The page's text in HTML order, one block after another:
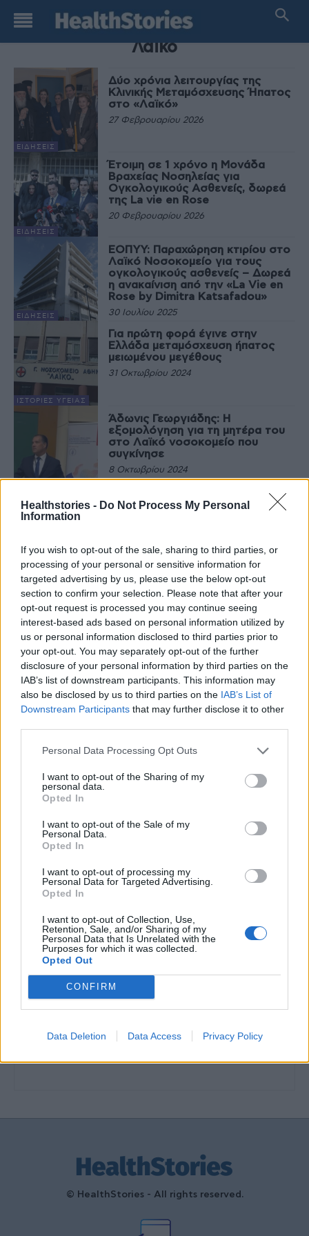
Healthstories - Do Not Process My Personal
Information
If you wish to opt-out of the sale, sharing to third parties, or
processing of your personal or sensitive information for
targeted advertising by us, please use the below opt-out
section to confirm your selection. Please note that after your
opt-out request is processed you may continue seeing
interest-based ads based on personal information utilized by
us or personal information disclosed to third parties prior to
your opt-out. You may separately opt-out of the further
disclosure of your personal information by third parties on the
IAB’s list of downstream participants. This information may
also be disclosed by us to third parties on the IAB’s List of
Downstream Participants that may further disclose it to other
Personal Data Processing Opt Outs
I want to opt-out of the Sharing of my
personal data.
Opted In
I want to opt-out of the Sale of my
Personal Data.
Opted In
I want to opt-out of processing my
Personal Data for Targeted Advertising.
Opted In
I want to opt-out of Collection, Use,
Retention, Sale, and/or Sharing of my
Personal Data that Is Unrelated with the
Purposes for which it was collected.
Opted Out
CONFIRM
Data Deletion Data Access Privacy Policy
TAG
Λαϊκό
ΕΙΔΉΣΕΙΣ
Δύο χρόνια λειτουργίας της
Κλινικής Μεταμόσχευσης Ήπατος
στο «Λαϊκό»
27 Φεβρουαρίου 2026
ΕΙΔΉΣΕΙΣ
Έτοιμη σε 1 χρόνο η Μονάδα
Βραχείας Νοσηλείας για
Ογκολογικούς Ασθενείς, δωρεά
της La vie en Rose
20 Φεβρουαρίου 2026
ΕΙΔΉΣΕΙΣ
ΕΟΠΥΥ: Παραχώρηση κτιρίου στο
Λαϊκό Νοσοκομείο για τους
ογκολογικούς ασθενείς – Δωρεά
η ανακαίνιση από την «La Vie en
Rose by Dimitra Katsafadou»
30 Ιουλίου 2025
ΙΣΤΟΡΊΕΣ ΥΓΕΊΑΣ
Για πρώτη φορά έγινε στην
Ελλάδα μεταμόσχευση ήπατος
μειωμένου μεγέθους
31 Οκτωβρίου 2024
Άδωνις Γεωργιάδης: Η
εξομολόγηση για τη μητέρα του
στο Λαϊκό νοσοκομείο που
συγκίνησε
8 Οκτωβρίου 2024
ΠΟΛΙΤΙΚΉ ΥΓΕΊΑΣ
Κ. Μητσοτάκης: Μετά το Λαϊκό, η
ώρα του Υπουργείου Υγείας – Τι
Τελευταία Νέα
9 πράγματα που δεν πρέπει να
λέτε σε έναν επισκέπτη
27 Φεβρουαρίου 2026
γεννηθεί μέσω εξωσωματικής, με
27 Φεβρουαρίου 2026
Μεταπροπονητική πείνα: Ο λόγος
που θέλεις να καταβροχθίσεις τα
πάντα μετά την άσκηση
Ωρίων – Σπάνια νοσήματα
συνδέονται με μνημεία που
διαμόρφωσαν την ιστορία και το
πνεύμα της χώρας μας
27 Φεβρουαρίου 2026
Γεωργιάδης: Πολλαπλά οφέλη από
27 Φεβρουαρίου 2026
© HealthStories - All rights reserved.